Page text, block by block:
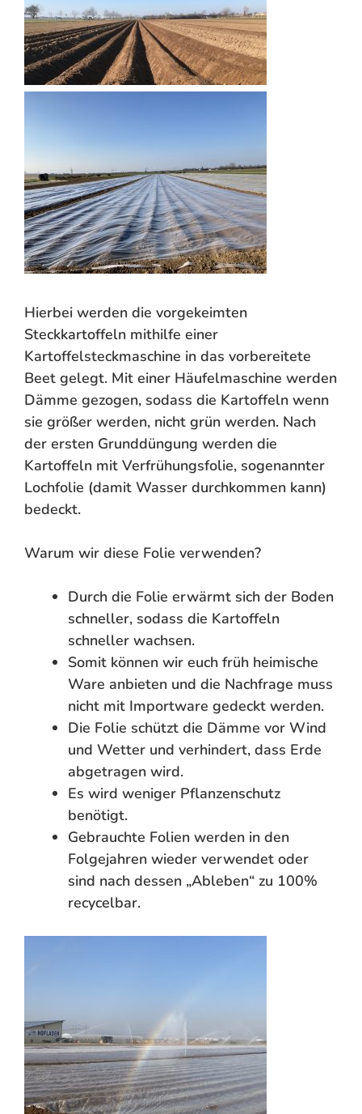
Hierbei werden die vorgekeimten
Steckkartoffeln mithilfe einer
Kartoffelsteckmaschine in das vorbereitete
Beet gelegt. Mit einer Häufelmaschine werden
Dämme gezogen, sodass die Kartoffeln wenn
sie größer werden, nicht grün werden. Nach
der ersten Grunddüngung werden die
Kartoffeln mit Verfrühungsfolie, sogenannter
Lochfolie (damit Wasser durchkommen kann)
bedeckt.
Warum wir diese Folie verwenden?
Durch die Folie erwärmt sich der Boden
schneller, sodass die Kartoffeln
schneller wachsen.
Somit können wir euch früh heimische
Ware anbieten und die Nachfrage muss
nicht mit Importware gedeckt werden.
Die Folie schützt die Dämme vor Wind
und Wetter und verhindert, dass Erde
abgetragen wird.
Es wird weniger Pflanzenschutz
benötigt.
Gebrauchte Folien werden in den
Folgejahren wieder verwendet oder
sind nach dessen „Ableben“ zu 100%
recycelbar.